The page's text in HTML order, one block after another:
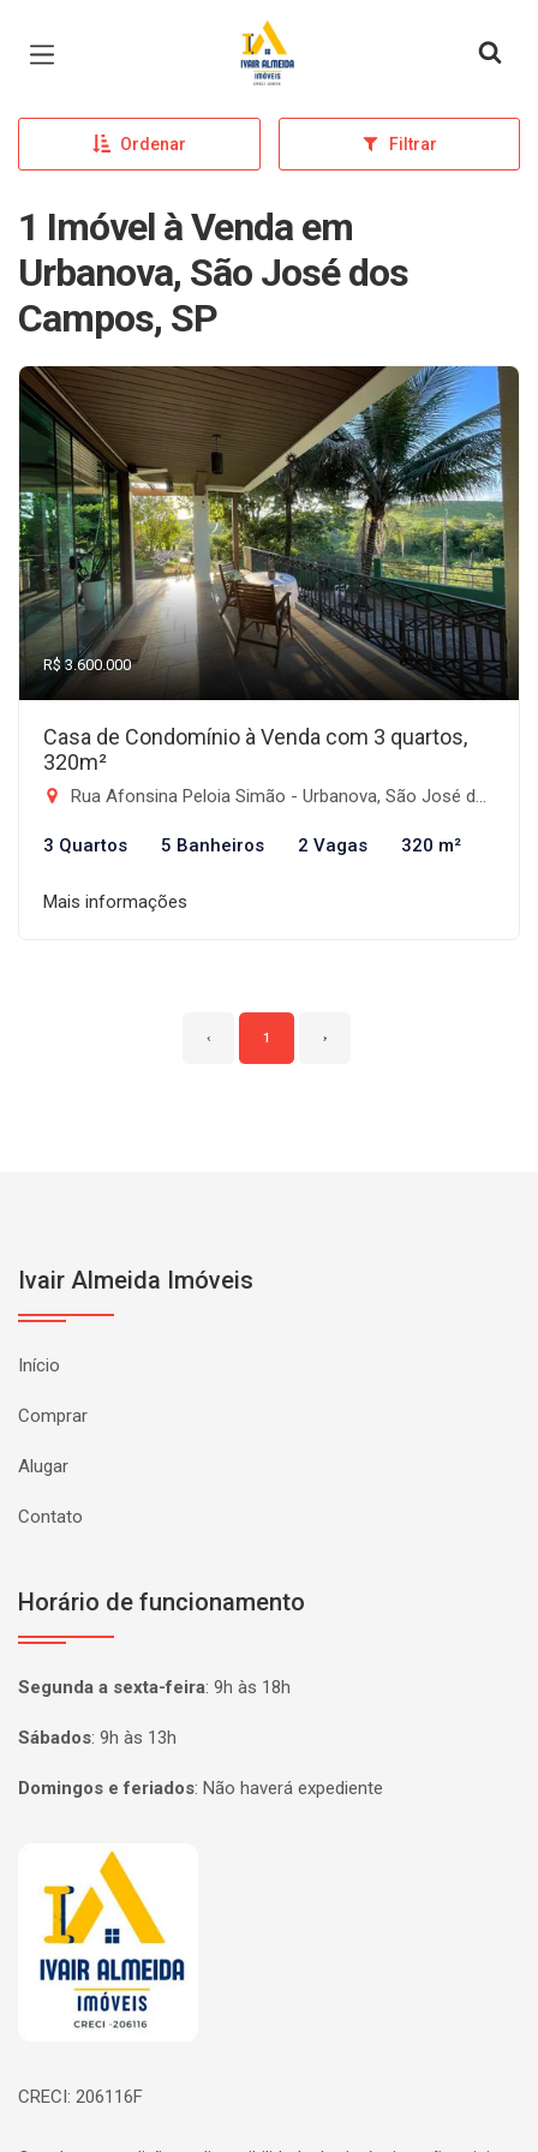
Página inicial
Ordenar Filtrar
1 Imóvel à Venda em
Urbanova, São José dos
Campos, SP
R$ 3.600.000
Casa de Condomínio à Venda com 3 quartos,
320m²
Rua Afonsina Peloia Simão - Urbanova, São José dos Campos-SP
3 Quartos 5 Banheiros 2 Vagas 320 m²
Mais informações
‹ 1 ›
Ivair Almeida Imóveis
Início
Comprar
Alugar
Contato
Horário de funcionamento
Segunda a sexta-feira: 9h às 18h
Sábados: 9h às 13h
Domingos e feriados: Não haverá expediente
Página inicial
CRECI: 206116F